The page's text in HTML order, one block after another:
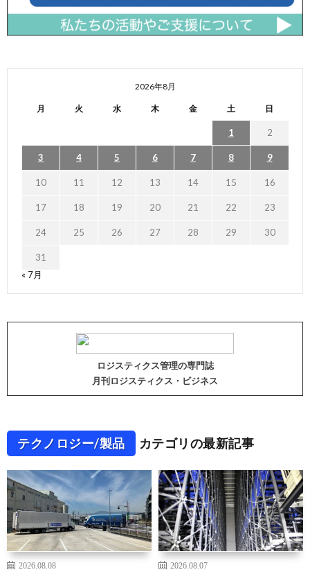
2026年8月
月 火 水 木 金 土 日
1 2
3 4 5 6 7 8 9
10 11 12 13 14 15 16
17 18 19 20 21 22 23
24 25 26 27 28 29 30
31
« 7月
ロジスティクス管理の専門誌
月刊ロジスティクス・ビジネス
テクノロジー/製品 カテゴリの最新記事
2026.08.08
2026.08.07